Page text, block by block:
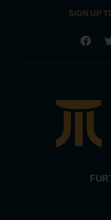
SIGN UP